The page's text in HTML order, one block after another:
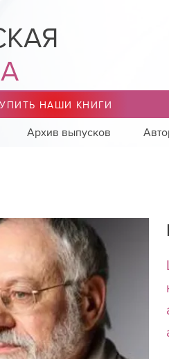
НАШИ КНИГИ
Архив выпусков